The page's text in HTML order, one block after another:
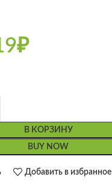
₽
В КОРЗИНУ
BUY NOW
Добавить в избранное